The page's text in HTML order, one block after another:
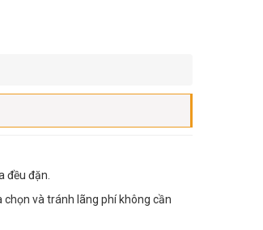
đều đặn.
và tránh lãng phí không cần